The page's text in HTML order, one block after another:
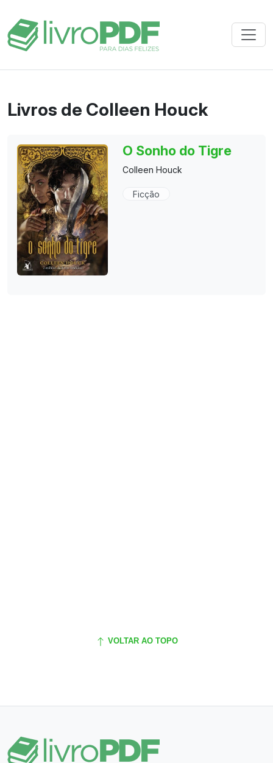
Livros de Colleen Houck
O Sonho do Tigre
Colleen Houck
Ficção
VOLTAR AO TOPO